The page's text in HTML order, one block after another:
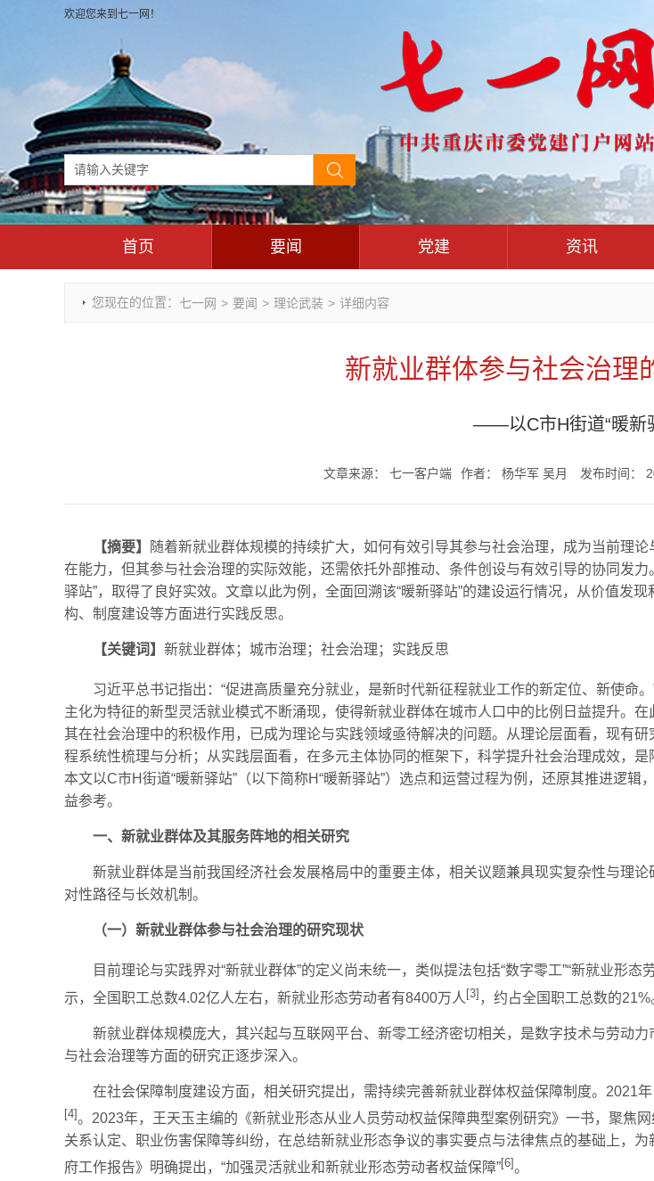
欢迎您来到七一网！
首页 要闻
重庆市领导活动报道集
党建
基层组织建设
资讯
党务知识
七一书院
您现在的位置： 七一网 > 要闻 > 理论武装 > 详细内容
新就业群体参与社会治理
——以C市H街道“暖新
文章来源： 七一客户端 作者： 杨华军 吴月 发布时间：
【摘要】
随着新就业群体规模的持续扩大，如何有效引导其参与社会治理，成为当前理
在能力，但其参与社会治理的实际效能，还需依托外部推动、条件创设与有效引导的协同
驿站”，取得了良好实效。文章以此为例，全面回溯该“暖新驿站”的建设运行情况，从价值发
构、制度建设等方面进行实践反思。
【关键词】 新就业群体；城市治理；社会治理；实践反思
习近平总书记指出：“促进高质量充分就业，是新时代新征程就业工作的新定位、新使命。
主化为特征的新型灵活就业模式不断涌现，使得新就业群体在城市人口中的比例日益提升。
其在社会治理中的积极作用，已成为理论与实践领域亟待解决的问题。从理论层面看，现有
程系统性梳理与分析；从实践层面看，在多元主体协同的框架下，科学提升社会治理成效，
本文以C市H街道“暖新驿站”（以下简称H“暖新驿站”）选点和运营过程为例，还原其推进逻
益参考。
一、新就业群体及其服务阵地的相关研究
新就业群体是当前我国经济社会发展格局中的重要主体，相关议题兼具现实复杂性与理
对性路径与长效机制。
（一）新就业群体参与社会治理的研究现状
目前理论与实践界对“新就业群体”的定义尚未统一，类似提法包括“数字零工”“新就业形态
示，全国职工总数4.02亿人左右，新就业形态劳动者有8400万人 [3] ，约占全国职工总数的21%
新就业群体规模庞大，其兴起与互联网平台、新零工经济密切相关，是数字技术与劳动
与社会治理等方面的研究正逐步深入。
在社会保障制度建设方面，相关研究提出，需持续完善新就业群体权益保障制度。2021
[4]。2023年，王天玉主编的《新就业形态从业人员劳动权益保障典型案例研究》一书，聚焦
关系认定、职业伤害保障等纠纷，在总结新就业形态争议的事实要点与法律焦点的基础上，
府工作报告》明确提出，“加强灵活就业和新就业形态劳动者权益保障”[6]。